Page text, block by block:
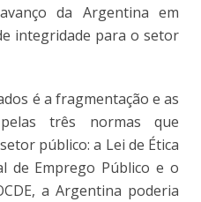
da Argentina em
integridade para o setor
é a fragmentação e as
três normas que
público: a Lei de Ética
de Emprego Público e o
a Argentina poderia